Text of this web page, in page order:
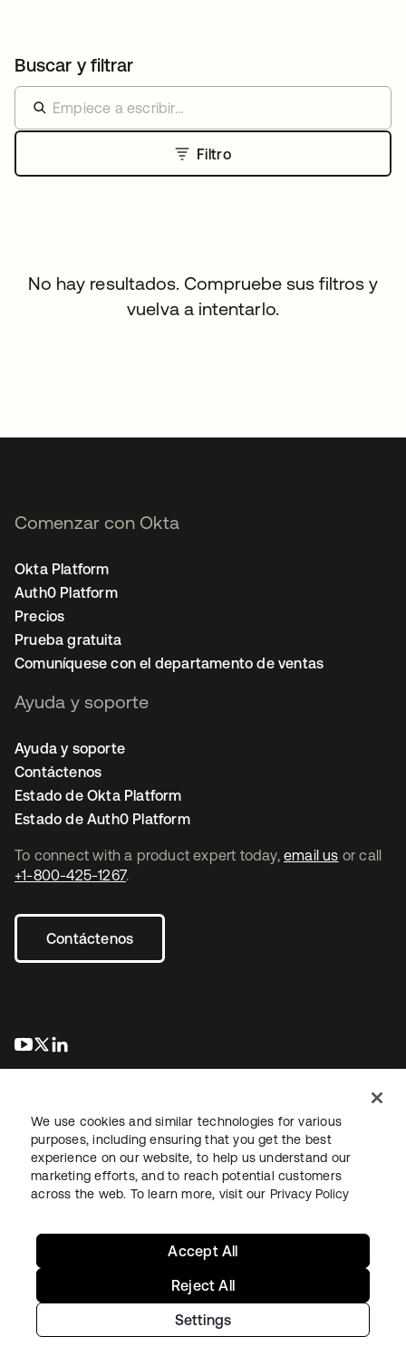
Buscar y filtrar
Filtro
No hay resultados. Compruebe sus filtros y
vuelva a intentarlo.
To connect with a product expert today, email us or call
+1-800-425-1267.
Contáctenos
se abre en una pestaña nueva
se abre en una pestaña nueva
Comenzar con Okta
Okta Platform
Auth0 Platform
Precios
Prueba gratuita
Comuníquese con el departamento de ventas
Ayuda y soporte
Ayuda y soporte
Contáctenos
Estado de Okta Platform
Estado de Auth0 Platform
Información legalPolítica de privacidadTérminos del sitio
Seguridad Mapa del sitioPreferencias de cookies
Copyright © 2026 Okta. Todos los derechos reservados.
We use cookies and similar technologies for various
purposes, including ensuring that you get the best
experience on our website, to help us understand our
marketing efforts, and to reach potential customers
across the web. To learn more, visit our Privacy Policy
Settings
Reject All
Accept All